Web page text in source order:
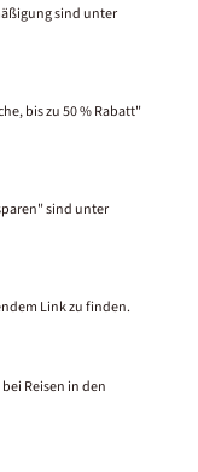
sind unter
bis zu 50 % Rabatt"
sind unter
Link zu finden.
Reisen in den